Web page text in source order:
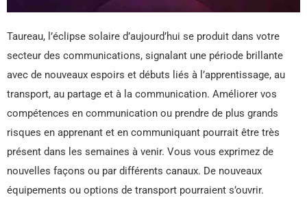
Taureau, l’éclipse solaire d’aujourd’hui se produit dans votre
secteur des communications, signalant une période brillante
avec de nouveaux espoirs et débuts liés à l’apprentissage, au
transport, au partage et à la communication. Améliorer vos
compétences en communication ou prendre de plus grands
risques en apprenant et en communiquant pourrait être très
présent dans les semaines à venir. Vous vous exprimez de
nouvelles façons ou par différents canaux. De nouveaux
équipements ou options de transport pourraient s’ouvrir.